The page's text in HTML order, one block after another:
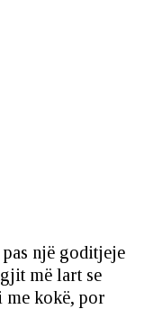
një goditjeje
më lart se
me kokë, por